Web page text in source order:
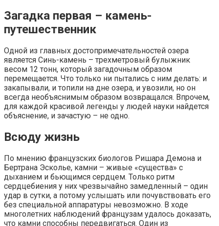
Загадка первая – камень-
путешественник
Одной из главных достопримечательностей озера
является Синь-камень – трехметровый булыжник
весом 12 тонн, который загадочным образом
перемещается. Что только ни пытались с ним делать: и
закапывали, и топили на дне озера, и увозили, но он
всегда необъяснимым образом возвращался. Впрочем,
для каждой красивой легенды у людей науки найдется
объяснение, и зачастую – не одно.
Всюду жизнь
По мнению французских биологов Ришара Демона и
Бертрана Эсколье, камни – живые «существа» с
дыханием и бьющимся сердцем. Только ритм
сердцебиения у них чрезвычайно замедленный – один
удар в сутки, а потому услышать или почувствовать его
без специальной аппаратуры невозможно. В ходе
многолетних наблюдений французам удалось доказать,
что камни способны передвигаться. Один из